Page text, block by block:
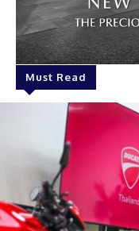
Must Read